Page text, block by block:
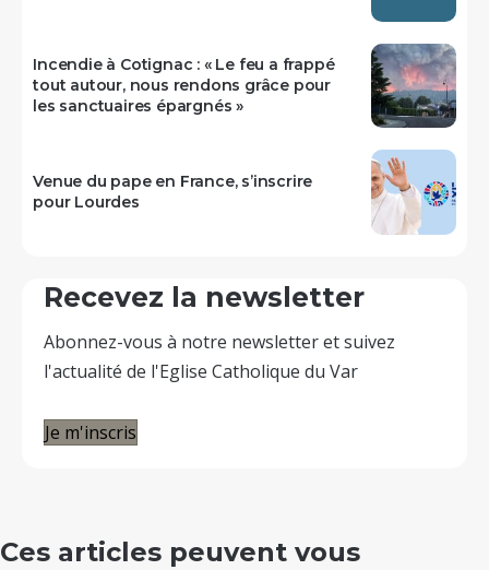
Incendie à Cotignac : « Le feu a frappé
tout autour, nous rendons grâce pour
les sanctuaires épargnés »
Venue du pape en France, s’inscrire
pour Lourdes
Recevez la newsletter
Abonnez-vous à notre newsletter et suivez
l'actualité de l'Eglise Catholique du Var
Je m'inscris
Ces articles peuvent vous